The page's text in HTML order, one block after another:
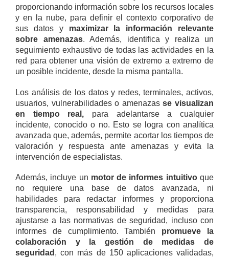
proporcionando información sobre los recursos locales
y en la nube, para definir el contexto corporativo de
sus datos y maximizar la información relevante
sobre amenazas. Además, identifica y realiza un
seguimiento exhaustivo de todas las actividades en la
red para obtener una visión de extremo a extremo de
un posible incidente, desde la misma pantalla.
Los análisis de los datos y redes, terminales, activos,
usuarios, vulnerabilidades o amenazasse visualizan
en tiempo real, para adelantarse a cualquier
incidente, conocido o no. Esto se logra con analítica
avanzada que, además, permite acortar los tiempos de
valoración y respuesta ante amenazas y evita la
intervención de especialistas.
Además, incluye un motor de informes intuitivoque
no requiere una base de datos avanzada, ni
habilidades para redactar informes y proporciona
transparencia, responsabilidad y medidas para
ajustarse a las normativas de seguridad, incluso con
informes de cumplimiento. También promueve la
colaboración y la gestión de medidas de
seguridad , con más de 150 aplicaciones validadas,